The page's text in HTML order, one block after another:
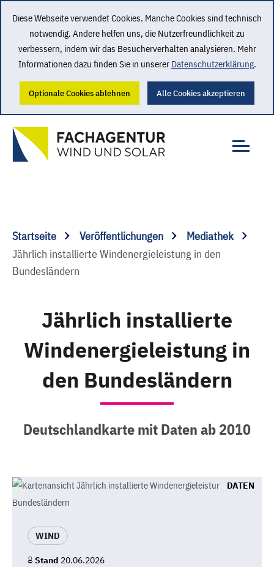
Diese Webseite verwendet Cookies. Manche Cookies sind technisch
notwendig. Andere helfen uns, die Nutzerfreundlichkeit zu
verbessern, indem wir das Besucherverhalten analysieren. Mehr
Informationen dazu finden Sie in unserer Datenschutzerklärung.
Optionale Cookies ablehnen Alle Cookies akzeptieren
Startseite Veröffentlichungen
Mediathek
Jährlich installierte Windenergieleistung in den
Bundesländern
Jährlich installierte
Windenergieleistung in
den Bundesländern
Deutschlandkarte mit Daten ab 2010
DATEN
WIND
Stand 20.06.2026